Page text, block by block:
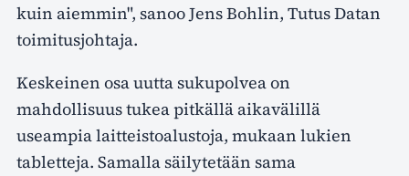
kuin aiemmin", sanoo Jens Bohlin, Tutus Datan
toimitusjohtaja.
Keskeinen osa uutta sukupolvea on
mahdollisuus tukea pitkällä aikavälillä
useampia laitteistoalustoja, mukaan lukien
tabletteja. Samalla säilytetään sama